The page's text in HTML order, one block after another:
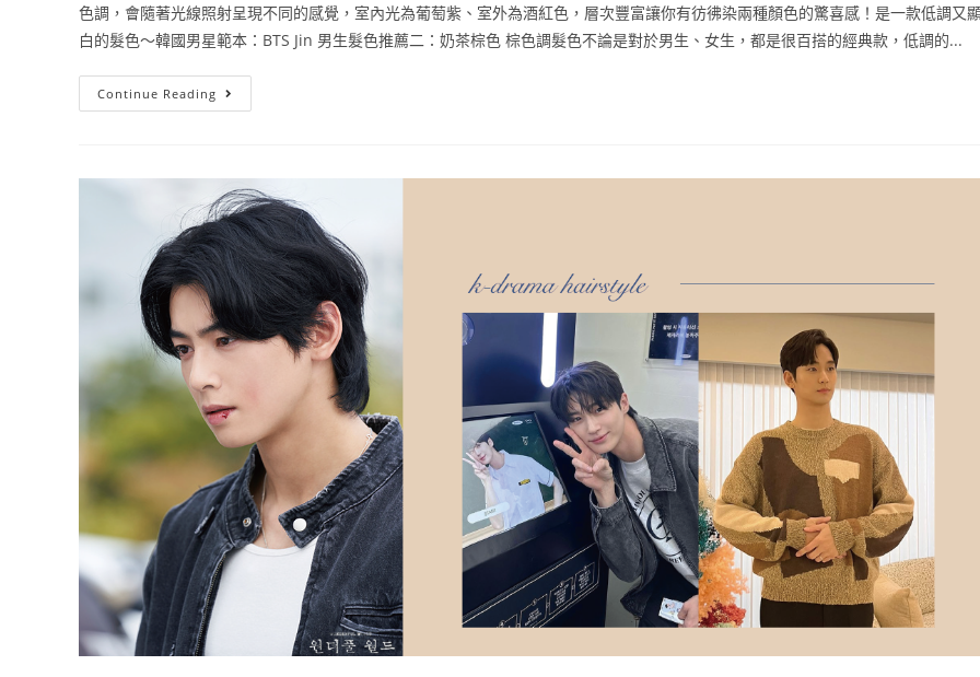
色調，會隨著光線照射呈現不同的感覺，室內光為葡萄紫、室外為酒紅色，層次豐富讓你有彷彿染兩種顏色的驚喜感！是一款低調又
白的髮色～韓國男星範本：BTS Jin 男生髮色推薦二：奶茶棕色 棕色調髮色不論是對於男生、女生，都是很百搭的經典款，低調的...
Continue Reading